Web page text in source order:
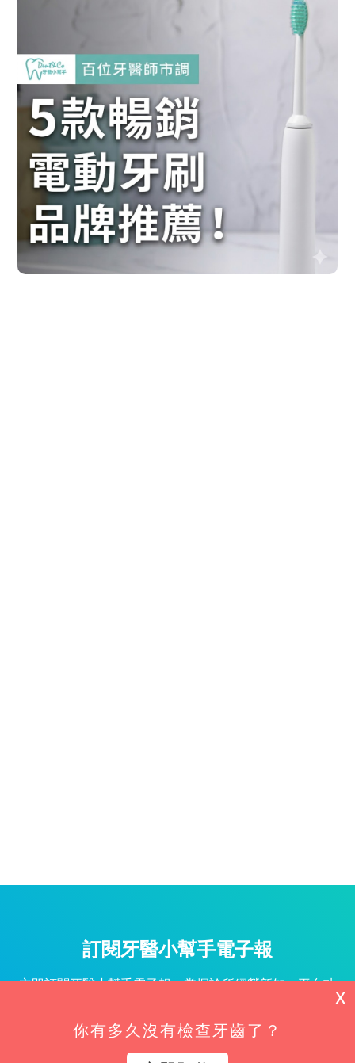
訂閱牙醫小幫手電子報
立即訂閱牙醫小幫手電子報，掌握診所經營新知、平台功
你有多久沒有檢查牙齒了？
X